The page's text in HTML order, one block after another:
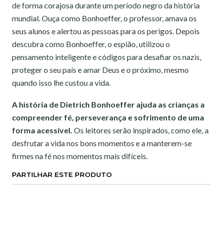
de forma corajosa durante um período negro da história
mundial. Ouça como Bonhoeffer, o professor, amava os
seus alunos e alertou as pessoas para os perigos. Depois
descubra como Bonhoeffer, o espião, utilizou o
pensamento inteligente e códigos para desafiar os nazis,
proteger o seu país e amar Deus e o próximo, mesmo
quando isso lhe custou a vida.
A história de Dietrich Bonhoeffer ajuda as crianças a
compreender fé, perseverança e sofrimento de uma
forma acessível. Os leitores serão inspirados, como ele, a
desfrutar a vida nos bons momentos e a manterem-se
firmes na fé nos momentos mais difíceis.
PARTILHAR ESTE PRODUTO